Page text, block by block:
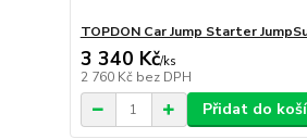
TOPDON Car Jump Starter
3 340 Kč/ks
2 760 Kč bez DPH
Přidat do